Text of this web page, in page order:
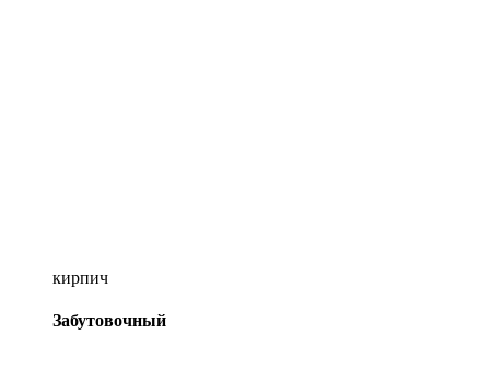
кирпич
Забутовочный